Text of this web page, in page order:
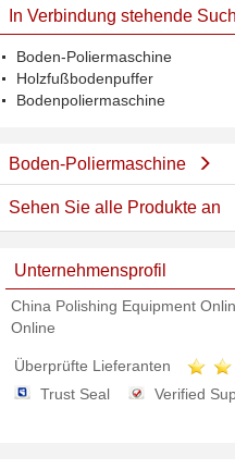
In Verbindung stehende
Boden-Poliermaschine
Holzfußbodenpuffer
Bodenpoliermaschine
Boden-Poliermaschine
Sehen Sie alle Produkte an
Unternehmensprofil
China Polishing Equipment
Online
Überprüfte Lieferanten
Trust Seal
Verified